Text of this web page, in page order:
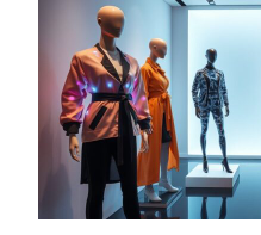
PRIVÉSCHOLEN
ZOALS
LUZAC